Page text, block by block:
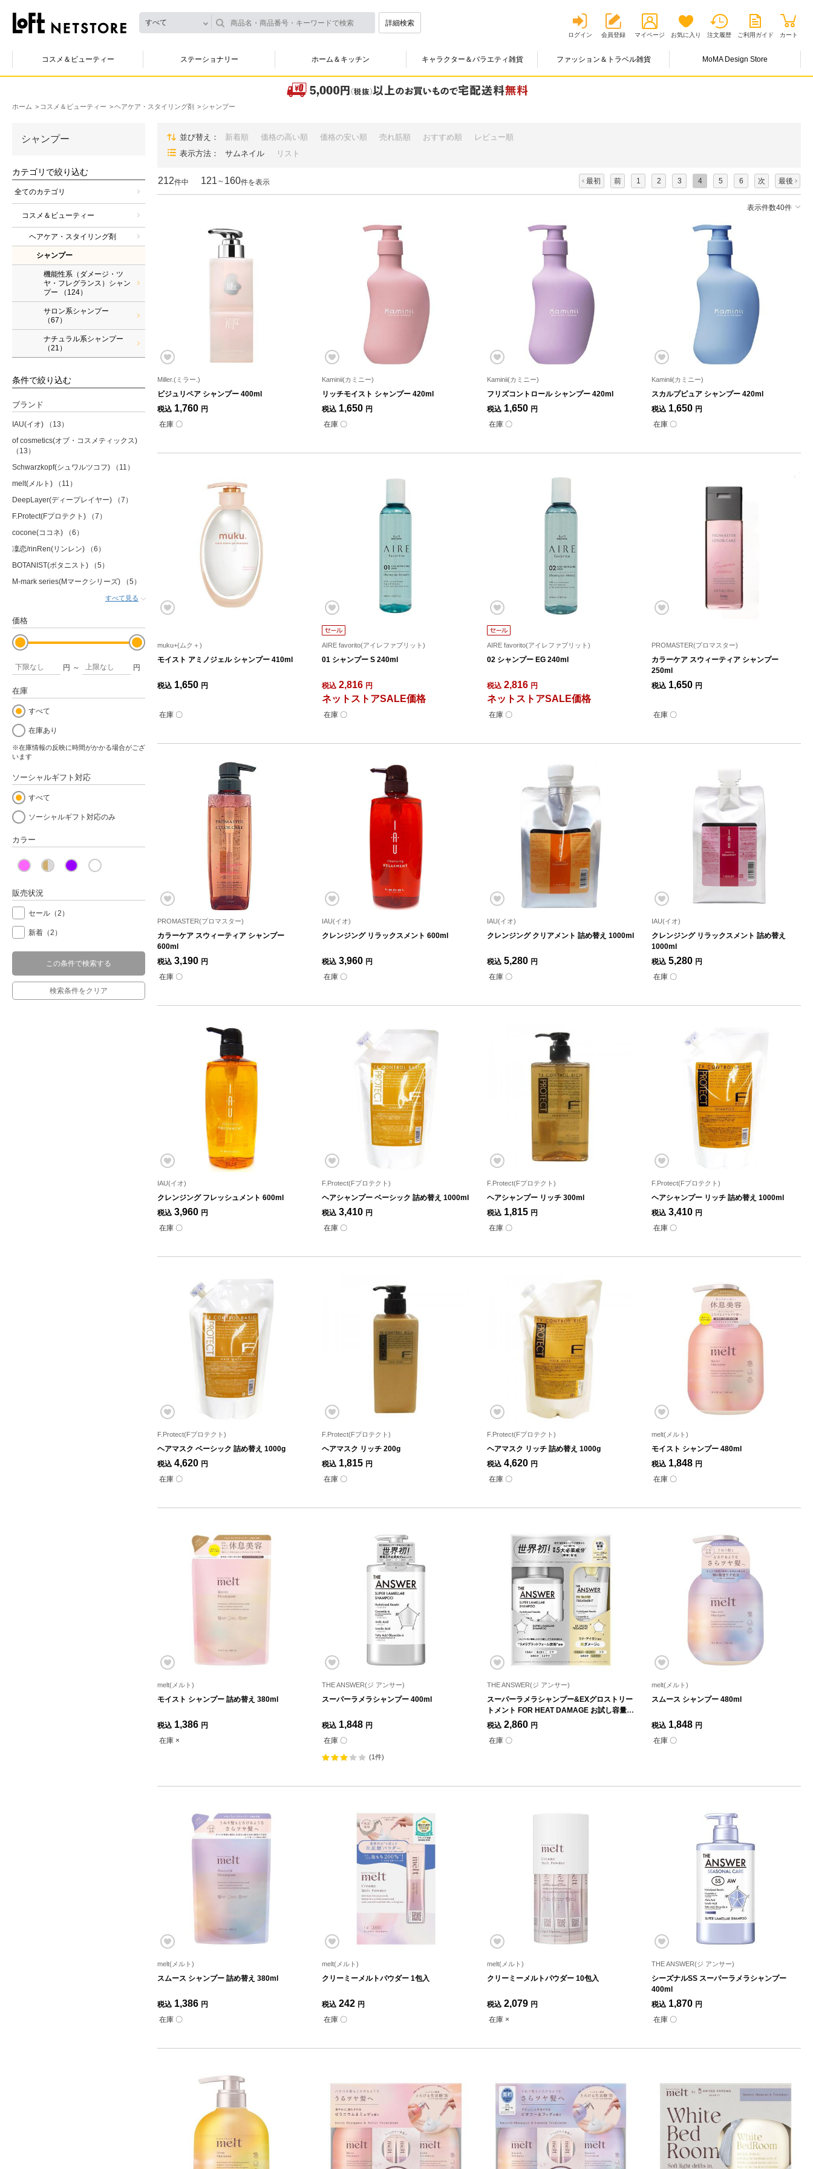
すべて 詳細検索
ログイン 会員登録 マイページ お気に入り 注文履歴 ご利用ガイド カート
コスメ＆ビューティー ステーショナリー ホーム＆キッチン キャラクター＆バラエティ雑貨 ファッション＆トラベル雑貨 MoMA Design Store
ホーム コスメ＆ビューティー ヘアケア・スタイリング剤 シャンプー
シャンプー
カテゴリで絞り込む
全てのカテゴリ
コスメ＆ビューティー
ヘアケア・スタイリング剤
シャンプー
機能性系（ダメージ・ツ
ヤ・フレグランス）シャン
プー
（124）
サロン系シャンプー
（67）
ナチュラル系シャンプー
（21）
条件で絞り込む
ブランド
IAU(イオ)
（13）
of cosmetics(オブ・コスメティックス)
（13）
Schwarzkopf(シュワルツコフ)
（11）
melt(メルト)
（11）
DeepLayer(ディープレイヤー)
（7）
F.Protect(Fプロテクト)
（7）
cocone(ココネ)
（6）
凜恋/rinRen(リンレン)
（6）
BOTANIST(ボタニスト)
（5）
M-mark series(Mマークシリーズ)
（5）
すべて見る
価格
円 ～ 円
在庫
すべて
在庫あり
※在庫情報の反映に時間がかかる場合がござ
います
ソーシャルギフト対応
すべて
ソーシャルギフト対応のみ
カラー
販売状況
セール （2）
新着 （2）
この条件で検索する
検索条件をクリア
並び替え 新着順 価格の高い順 価格の安い順 売れ筋順 おすすめ順
レビュー順
表示方法
サムネイル リスト
212件中 121 ～ 160件を表示 最初 前 1 2 3 4 5 6 次 最後
表示件数40件
Miller.(ミラー.)
ビジュリペア シャンプー 400ml
税込 1,760 円
在庫 〇
Kaminii(カミニー)
リッチモイスト シャンプー 420ml
税込 1,650 円
在庫 〇
Kaminii(カミニー)
フリズコントロール シャンプー 420ml
税込 1,650 円
在庫 〇
Kaminii(カミニー)
スカルプピュア シャンプー 420ml
税込 1,650 円
在庫 〇
muku+(ムク＋)
モイスト アミノジェル シャンプー 410ml
税込 1,650 円
在庫 〇
AIRE favorito(アイレファブリット)
01 シャンプー S 240ml
税込 2,816 円
ネットストアSALE価格
在庫 〇
AIRE favorito(アイレファブリット)
02 シャンプー EG 240ml
税込 2,816 円
ネットストアSALE価格
在庫 〇
PROMASTER(プロマスター)
カラーケア スウィーティア シャンプー
250ml
税込 1,650 円
在庫 〇
PROMASTER(プロマスター)
カラーケア スウィーティア シャンプー
600ml
税込 3,190 円
在庫 〇
IAU(イオ)
クレンジング リラックスメント 600ml
税込 3,960 円
在庫 〇
IAU(イオ)
クレンジング クリアメント 詰め替え 1000ml
税込 5,280 円
在庫 〇
IAU(イオ)
クレンジング リラックスメント 詰め替え
1000ml
税込 5,280 円
在庫 〇
IAU(イオ)
クレンジング フレッシュメント 600ml
税込 3,960 円
在庫 〇
F.Protect(Fプロテクト)
ヘアシャンプー ベーシック 詰め替え 1000ml
税込 3,410 円
在庫 〇
F.Protect(Fプロテクト)
ヘアシャンプー リッチ 300ml
税込 1,815 円
在庫 〇
F.Protect(Fプロテクト)
ヘアシャンプー リッチ 詰め替え 1000ml
税込 3,410 円
在庫 〇
F.Protect(Fプロテクト)
ヘアマスク ベーシック 詰め替え 1000g
税込 4,620 円
在庫 〇
F.Protect(Fプロテクト)
ヘアマスク リッチ 200g
税込 1,815 円
在庫 〇
F.Protect(Fプロテクト)
ヘアマスク リッチ 詰め替え 1000g
税込 4,620 円
在庫 〇
melt(メルト)
モイスト シャンプー 480ml
税込 1,848 円
在庫 〇
melt(メルト)
モイスト シャンプー 詰め替え 380ml
税込 1,386 円
在庫 ×
THE ANSWER(ジ アンサー)
スーパーラメラシャンプー 400ml
税込 1,848 円
在庫 〇
(1件)
THE ANSWER(ジ アンサー)
スーパーラメラシャンプー&EXグロストリー
トメント FOR HEAT DAMAGE お試し容量ペ
アセット
税込 2,860 円
在庫 〇
melt(メルト)
スムース シャンプー 480ml
税込 1,848 円
在庫 〇
melt(メルト)
スムース シャンプー 詰め替え 380ml
税込 1,386 円
在庫 〇
melt(メルト)
クリーミーメルトパウダー 1包入
税込 242 円
在庫 〇
melt(メルト)
クリーミーメルトパウダー 10包入
税込 2,079 円
在庫 ×
THE ANSWER(ジ アンサー)
シーズナルSS スーパーラメラシャンプー
400ml
税込 1,870 円
在庫 〇